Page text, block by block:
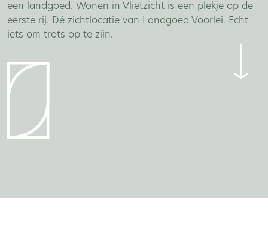
een landgoed. Wonen in Vlietzicht is een plekje op de
eerste rij. Dé zichtlocatie van Landgoed Voorlei. Echt
iets om trots op te zijn.